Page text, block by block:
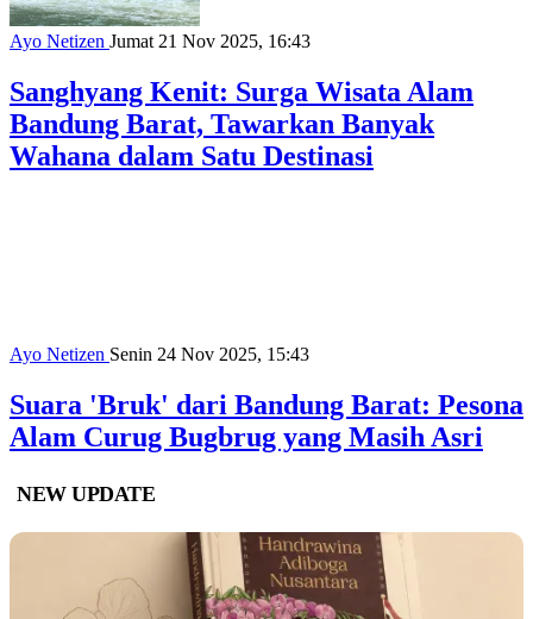
Ayo Netizen Jumat 21 Nov 2025, 16:43
Sanghyang Kenit: Surga Wisata Alam
Bandung Barat, Tawarkan Banyak
Wahana dalam Satu Destinasi
Ayo Netizen Senin 24 Nov 2025, 15:43
Suara 'Bruk' dari Bandung Barat: Pesona
Alam Curug Bugbrug yang Masih Asri
NEW UPDATE